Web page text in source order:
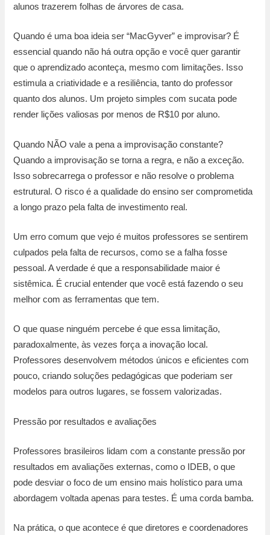
alunos trazerem folhas de árvores de casa.
Quando é uma boa ideia ser “MacGyver” e improvisar? É
essencial quando não há outra opção e você quer garantir
que o aprendizado aconteça, mesmo com limitações. Isso
estimula a criatividade e a resiliência, tanto do professor
quanto dos alunos. Um projeto simples com sucata pode
render lições valiosas por menos de R$10 por aluno.
Quando NÃO vale a pena a improvisação constante?
Quando a improvisação se torna a regra, e não a exceção.
Isso sobrecarrega o professor e não resolve o problema
estrutural. O risco é a qualidade do ensino ser comprometida
a longo prazo pela falta de investimento real.
Um erro comum que vejo é muitos professores se sentirem
culpados pela falta de recursos, como se a falha fosse
pessoal. A verdade é que a responsabilidade maior é
sistêmica. É crucial entender que você está fazendo o seu
melhor com as ferramentas que tem.
O que quase ninguém percebe é que essa limitação,
paradoxalmente, às vezes força a inovação local.
Professores desenvolvem métodos únicos e eficientes com
pouco, criando soluções pedagógicas que poderiam ser
modelos para outros lugares, se fossem valorizadas.
Pressão por resultados e avaliações
Professores brasileiros lidam com a constante pressão por
resultados em avaliações externas, como o IDEB, o que
pode desviar o foco de um ensino mais holístico para uma
abordagem voltada apenas para testes. É uma corda bamba.
Na prática, o que acontece é que diretores e coordenadores